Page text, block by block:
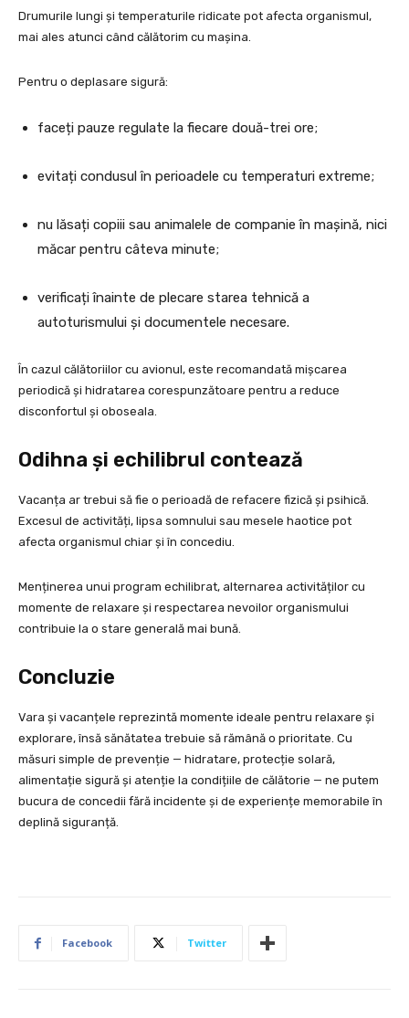
Drumurile lungi și temperaturile ridicate pot afecta organismul,
mai ales atunci când călătorim cu mașina.
Pentru o deplasare sigură:
faceți pauze regulate la fiecare două-trei ore;
evitați condusul în perioadele cu temperaturi extreme;
nu lăsați copiii sau animalele de companie în mașină, nici
măcar pentru câteva minute;
verificați înainte de plecare starea tehnică a
autoturismului și documentele necesare.
În cazul călătoriilor cu avionul, este recomandată mișcarea
periodică și hidratarea corespunzătoare pentru a reduce
disconfortul și oboseala.
Odihna și echilibrul contează
Vacanța ar trebui să fie o perioadă de refacere fizică și psihică.
Excesul de activități, lipsa somnului sau mesele haotice pot
afecta organismul chiar și în concediu.
Menținerea unui program echilibrat, alternarea activităților cu
momente de relaxare și respectarea nevoilor organismului
contribuie la o stare generală mai bună.
Concluzie
Vara și vacanțele reprezintă momente ideale pentru relaxare și
explorare, însă sănătatea trebuie să rămână o prioritate. Cu
măsuri simple de prevenție — hidratare, protecție solară,
alimentație sigură și atenție la condițiile de călătorie — ne putem
bucura de concedii fără incidente și de experiențe memorabile în
deplină siguranță.
Facebook Twitter